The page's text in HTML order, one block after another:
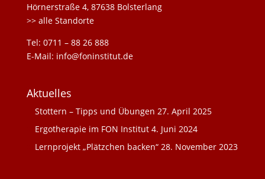
Hörnerstraße 4, 87638 Bolsterlang
>> alle Standorte
Tel: 0711 – 88 26 888
E-Mail: info@foninstitut.de
Aktuelles
Stottern – Tipps und Übungen 27. April 2025
Ergotherapie im FON Institut 4. Juni 2024
Lernprojekt „Plätzchen backen“ 28. November 2023